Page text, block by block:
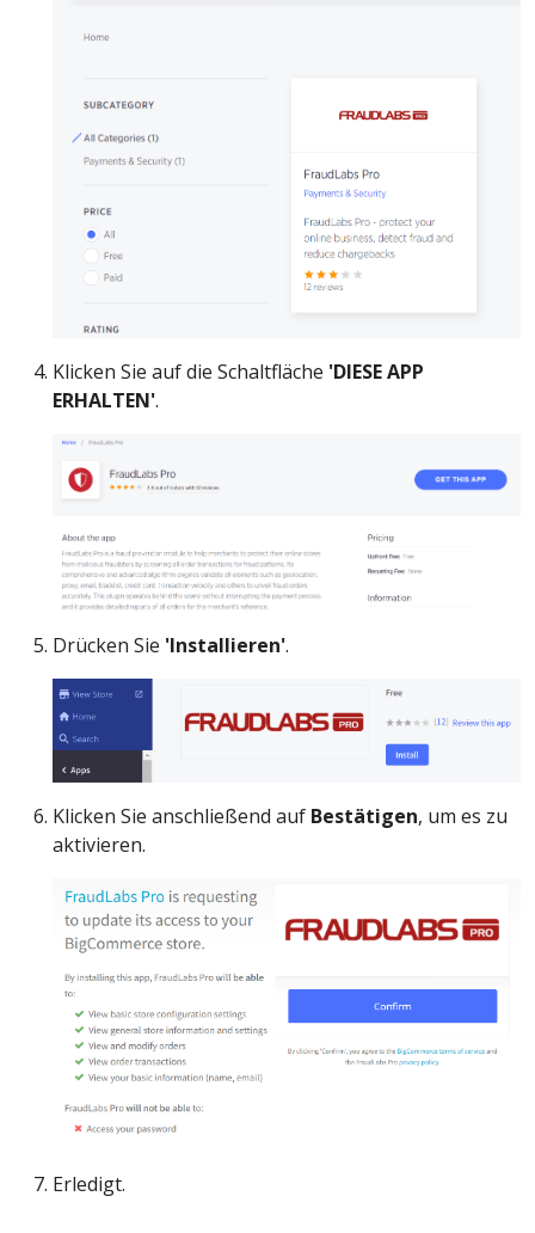
Klicken Sie auf die Schaltfläche 'DIESE APP
ERHALTEN'.
Drücken Sie 'Installieren'.
Klicken Sie anschließend auf Bestätigen, um es zu
aktivieren.
Erledigt.